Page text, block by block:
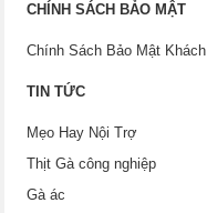
CHÍNH SÁCH BẢO MẬT
Chính Sách Bảo Mật
TIN TỨC
Mẹo Hay Nội Trợ
Thịt Gà công nghiệp
Gà ác